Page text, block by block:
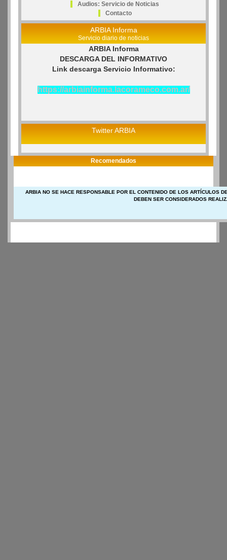
Audios: Servicio de Noticias
Contacto
ARBIA Informa
Servicio diario de noticias
ARBIA Informa
DESCARGA DEL INFORMATIVO
Link descarga Servicio Informativo:
https://arbiainforma.lacorameco.com.ar/
Twitter ARBIA
Recomendados
ARBIA NO SE HACE RESPONSABLE POR EL CONTENIDO DE LOS ARTÍCULOS
DEBEN SER CONSIDERADOS